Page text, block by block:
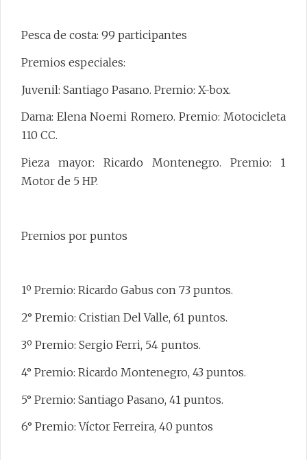
Pesca de costa: 99 participantes
Premios especiales:
Juvenil: Santiago Pasano. Premio: X-box.
Dama: Elena Noemi Romero. Premio: Motocicleta
110 CC.
Pieza mayor: Ricardo Montenegro. Premio: 1
Motor de 5 HP.
Premios por puntos
1º Premio: Ricardo Gabus con 73 puntos.
2° Premio: Cristian Del Valle, 61 puntos.
3º Premio: Sergio Ferri, 54 puntos.
4° Premio: Ricardo Montenegro, 43 puntos.
5° Premio: Santiago Pasano, 41 puntos.
6° Premio: Víctor Ferreira, 40 puntos